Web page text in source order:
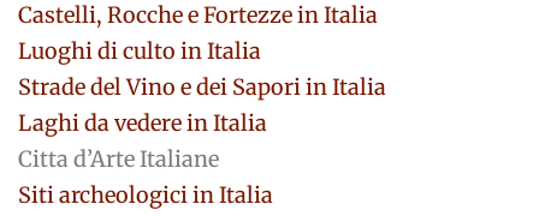
Castelli, Rocche e Fortezze in Italia
Luoghi di culto in Italia
Strade del Vino e dei Sapori in Italia
Laghi da vedere in Italia
Citta d’Arte Italiane
Siti archeologici in Italia